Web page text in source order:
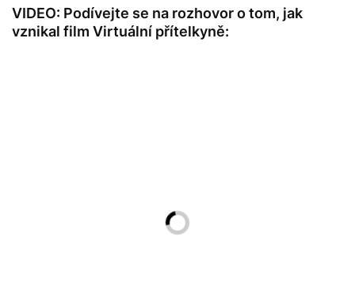
VIDEO: Podívejte se na rozhovor o tom, jak
vznikal film Virtuální přítelkyně: